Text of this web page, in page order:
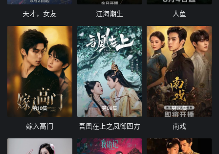
天才，女友 江海潮生 人鱼
第10集
嫁入高门
第08集
吾凰在上之凤御四方
第14集
南戏